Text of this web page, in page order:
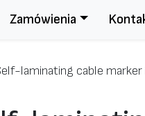
Zamówienia
laminating cable